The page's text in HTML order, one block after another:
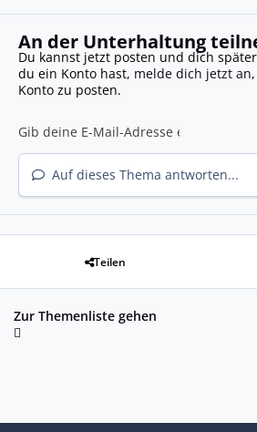
An der Unterhaltung
Du kannst jetzt posten und dich
du ein Konto hast, melde dich jetzt an
Konto zu posten.
Auf dieses Thema antworten...
Teilen
Zur Themenliste gehen